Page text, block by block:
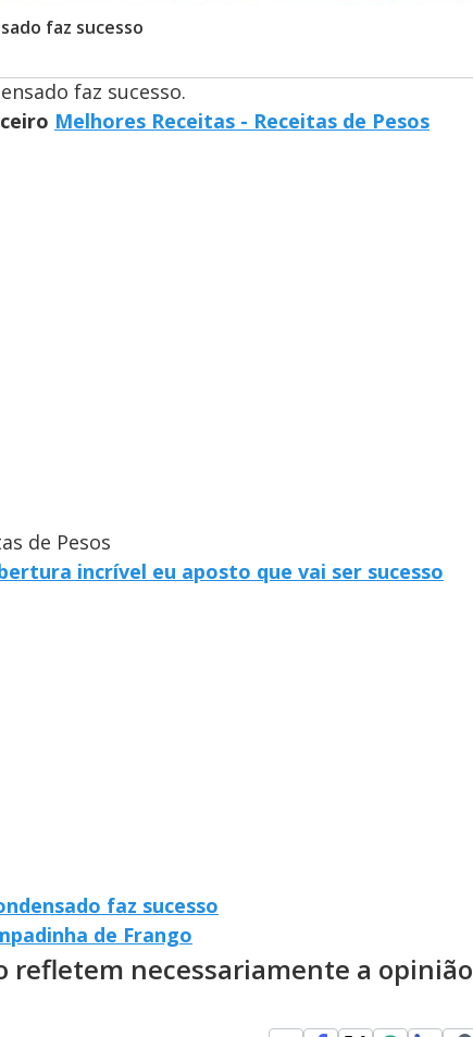
faz sucesso
faz sucesso.
Melhores Receitas - Receitas de Pesos
de Pesos
incrível eu aposto que vai ser sucesso
faz sucesso
de Frango
refletem necessariamente a opinião